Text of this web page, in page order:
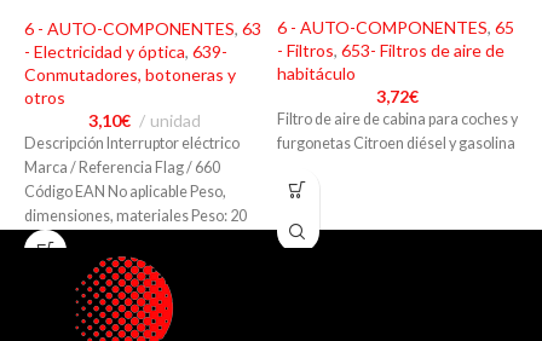
6 - AUTO-COMPONENTES, 63
- Electricidad y óptica, 639-
Conmutadores, botoneras y
otros
3,10€ unidad
Descripción Interruptor eléctrico
Marca / Referencia Flag / 660
Código EAN No aplicable Peso,
dimensiones, materiales Peso: 20
gramos (sin
6 - AUTO-COMPONENTES, 65
- Filtros, 653- Filtros de aire de
habitáculo
3,72€
Filtro de aire de cabina para coches y
furgonetas Citroen diésel y gasolina